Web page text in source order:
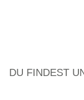
DU FINDEST